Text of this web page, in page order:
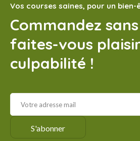
Vos courses saines, pour un
Commandez
faites-vous
culpabilité !